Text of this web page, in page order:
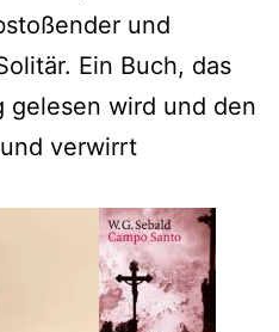
und
Ein Buch, das
gelesen wird und den
verwirrt